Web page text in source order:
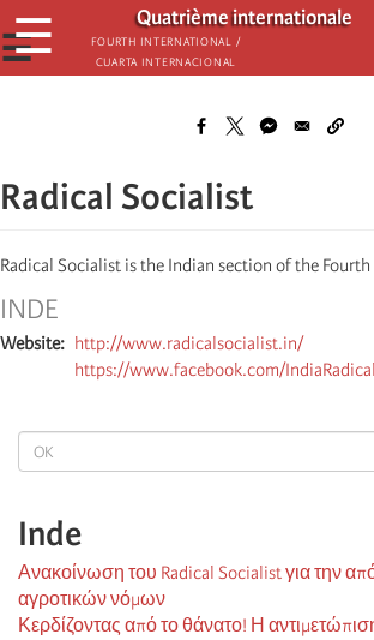
Παράκαμψη
προς
το
Quatrième internationale
Fourth International /
Cuarta Internacional
☰
☰
OK
Inde
Ανακοίνωση του Radical Socialist για την
αγροτικών νόμων
Κερδίζοντας από το θάνατο! Η
Radical Socialist
Radical Socialist is the Indian section of the
INDE
Website
http://www.radicalsocialist.in/
https://www.facebook.com/